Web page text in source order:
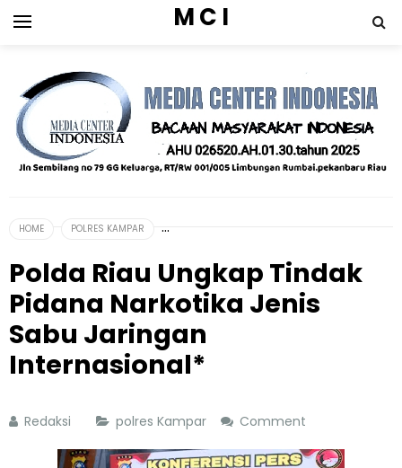
M C I
HOME POLRES KAMPAR
Polda Riau Ungkap Tindak
Pidana Narkotika Jenis
Sabu Jaringan
Internasional*
Redaksi polres Kampar Comment